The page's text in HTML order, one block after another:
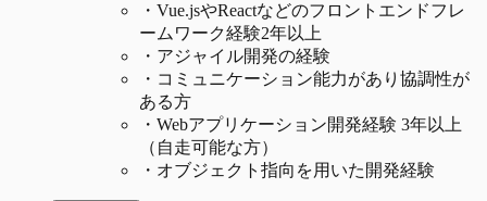
・ Vue.jsやReactなどのフロントエンドフレ
ームワーク経験2年以上
・ アジャイル開発の経験
・ コミュニケーション能力があり協調性が
ある方
・ Webアプリケーション開発経験 3年以上
（自走可能な方）
・ オブジェクト指向を用いた開発経験